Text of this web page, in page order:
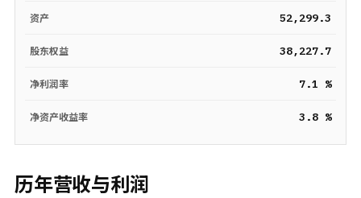
资产 52,299.3
股东权益 38,227.7
净利润率 7.1 %
净资产收益率 3.8 %
历年营收与利润